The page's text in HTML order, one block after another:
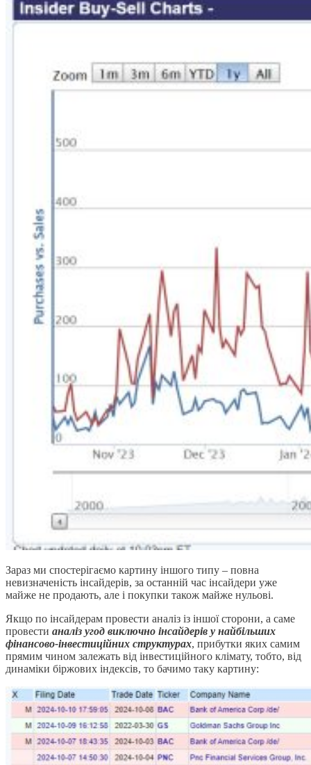
Зараз ми спостерігаємо картину іншого типу – повна
невизначеність інсайдерів, за останній час інсайдери уже
майже не продають, але і покупки також майже нульові.
Якщо по інсайдерам провести аналіз із іншої сторони, а саме
провести аналіз угод виключно інсайдерів у найбільших
фінансово-інвестиційних структурах, прибутки яких самим
прямим чином залежать від інвестиційного клімату, тобто, від
динаміки біржових індексів, то бачимо таку картину: